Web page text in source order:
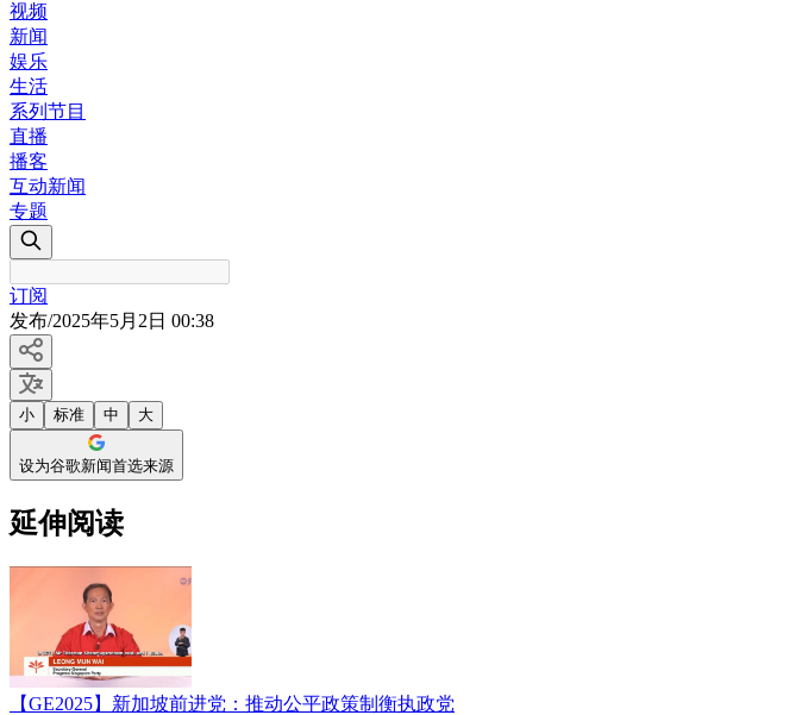
视频
新闻
娱乐
生活
系列节目
直播
播客
互动新闻
专题
订阅
发布/2025年5月2日 00:38
小 标准 中 大
设为谷歌新闻首选来源
延伸阅读
【GE2025】新加坡前进党：推动公平政策制衡执政党